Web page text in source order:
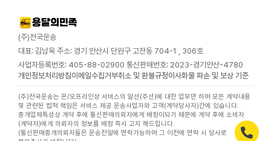
(주)전국운송
대표: 김남욱 주소: 경기 안산시 단원구 고잔동 704-1 , 306호
사업자등록번호: 405-88-02900 통신판매번호: 2023-경기안산-4780
개인정보처리방침이메일수집거부취소 및 환불규정이사화물 파손 및 보상 기준
(주)전국운송는 온/오프라인상 서비스의 알선(주선)에 대한 업무만 하며 모든 계약내용
및 관련된 법적 책임은 서비스 제공 운송사업자와 고객(계약당사자)간에 있습니다.
중개업체특성상 계약 후에 통신판매의뢰자에게 배정이되기 때문에 계약 후에 소비자
(계약자)에게 의뢰자의 정보를 배정 즉시 고지 해드립니다.
(통신판매중개의뢰자들은 운송전일에 연락가능하며 그 이전에 연락 시 당사로